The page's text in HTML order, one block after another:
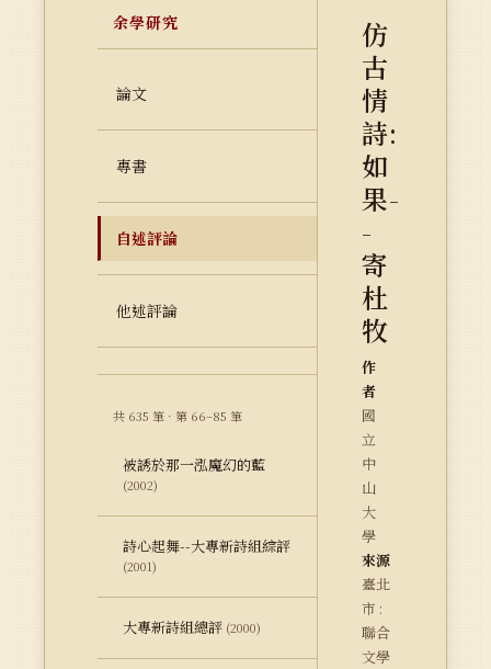
余學研究
論文
專書
自述評論
他述評論
共 635 筆 · 第 66–85 筆
被誘於那一泓魔幻的藍
(2002)
詩心起舞--大專新詩組綜評
(2001)
大專新詩組總評 (2000)
仿
古
情
詩:
如
果-
-
寄
杜
牧
作
者
國
立
中
山
大
學
來源
臺北
市 :
聯合
文學